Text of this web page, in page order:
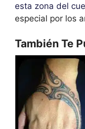
esta zona del
especial por los
También Te